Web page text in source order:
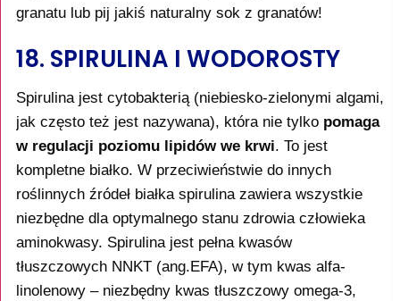
granatu lub pij jakiś naturalny sok z granatów!
18. SPIRULINA I WODOROSTY
Spirulina jest cytobakterią (niebiesko-zielonymi algami,
jak często też jest nazywana), która nie tylko pomaga
w regulacji poziomu lipidów we krwi. To jest
kompletne białko. W przeciwieństwie do innych
roślinnych źródeł białka spirulina zawiera wszystkie
niezbędne dla optymalnego stanu zdrowia człowieka
aminokwasy. Spirulina jest pełna kwasów
tłuszczowych NNKT (ang.EFA), w tym kwas alfa-
linolenowy – niezbędny kwas tłuszczowy omega-3,